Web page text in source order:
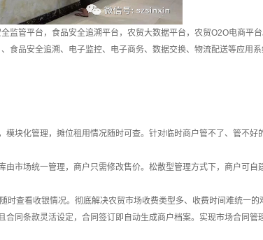
管平台，食品安全追溯平台，农贸大数据平台，农贸O2O电商平
食品安全追溯、电子监控、电子商务、数据交换、物流配送等应用
块化管理，摊位租用情况随时可查。针对临时商户管不了、管不好
市场统一管理，商户只需修改售价。松散型管理方式下，商户可自
看收银情况。彻底解决农贸市场收费类型多、收费时间难统一的
同条款灵活设定，合同签订即自动生成商户档案。实现市场合同管